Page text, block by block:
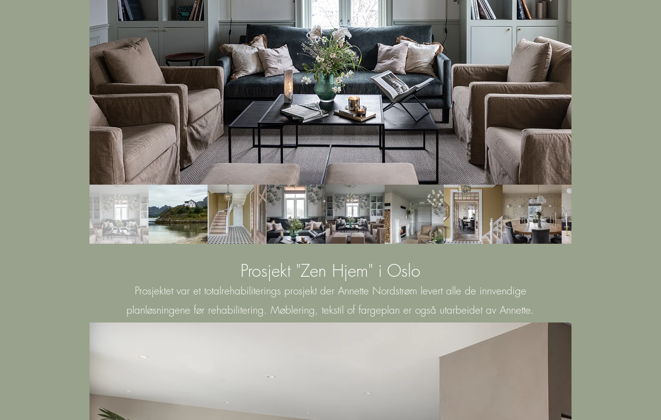
Prosjekt "Zen Hjem" i Oslo
Prosjektet var et totalrehabiliterings prosjekt der Annette Nordstrøm levert alle de innvendige
planløsningene før rehabilitering. Møblering, tekstil of fargeplan er også utarbeidet av Annette.